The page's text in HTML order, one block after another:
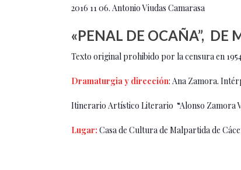
2016 11 06. Antonio Viudas Camarasa
«PENAL DE OCAÑA”, DE
Texto original prohibido por la censura en
Dramaturgia y dirección: Ana Zamora.
Itinerario Artístico Literario “Alonso Zamora
Lugar: Casa de Cultura de Malpartida de